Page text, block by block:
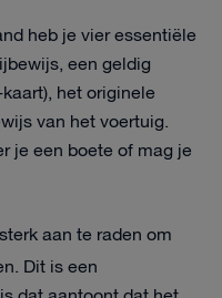
heb je vier essentiële
een geldig
het originele
van het voertuig.
je een boete of mag je
aan te raden om
Dit is een